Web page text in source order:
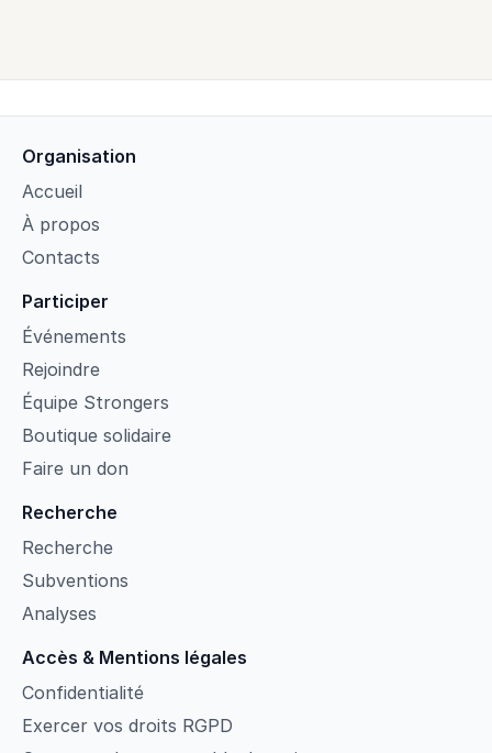
Organisation
Accueil
À propos
Contacts
Participer
Événements
Rejoindre
Équipe Strongers
Boutique solidaire
Faire un don
Recherche
Recherche
Subventions
Analyses
Accès & Mentions légales
Confidentialité
Exercer vos droits RGPD